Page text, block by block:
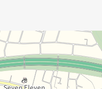
方有存储空间
阳台
梯